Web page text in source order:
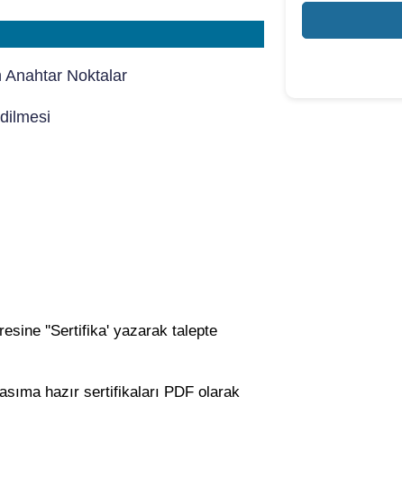
Anahtar Noktalar
''Sertifika' yazarak talepte
hazır sertifikaları PDF olarak